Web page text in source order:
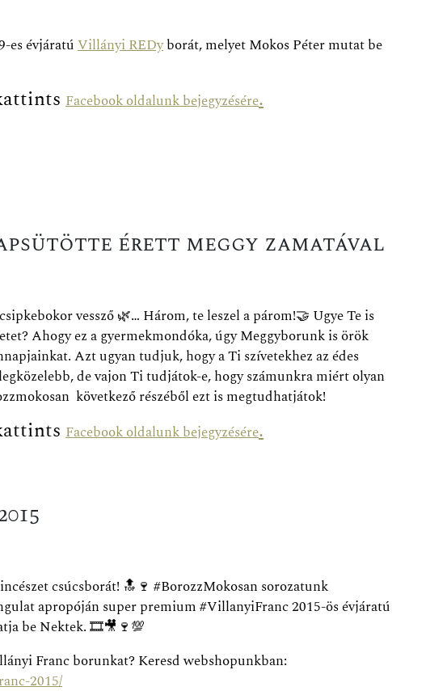
es évjáratúVillányi REDyborát, melyet Mokos Péter mutat be
Facebook oldalunk bejegyzésére.
érett meggy zamatával
vessző🌿… Három, te leszel a párom!🤝 Ugye Te is
Ahogy ez a gyermekmondóka, úgy Meggyborunk is örök
Azt ugyan tudjuk, hogy a Ti szívetekhez az édes
de vajon Ti tudjátok-e, hogy számunkra miért olyan
következő részéből ezt is megtudhatjátok!
Facebook oldalunk bejegyzésére.
csúcsborát! 🔝 🍷 #BorozzMokosan sorozatunk
apropóján super premium #VillanyiFranc 2015-ös évjáratú
be Nektek.🎞️🎥 🍷💯
Franc borunkat? Keresd webshopunkban:
2015/